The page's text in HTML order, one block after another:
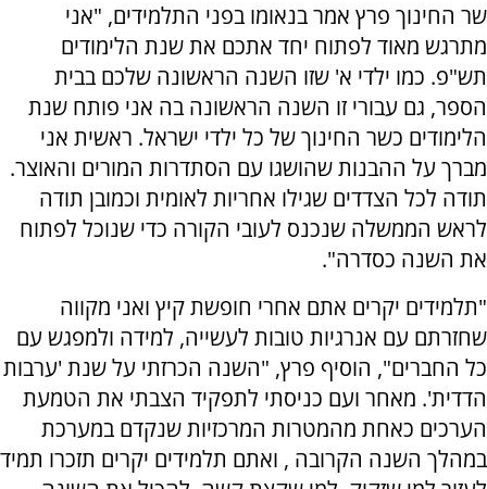
שר החינוך פרץ אמר בנאומו בפני התלמידים, "אני
מתרגש מאוד לפתוח יחד אתכם את שנת הלימודים
תש"פ. כמו ילדי א' שזו השנה הראשונה שלכם בבית
הספר, גם עבורי זו השנה הראשונה בה אני פותח שנת
הלימודים כשר החינוך של כל ילדי ישראל. ראשית אני
מברך על ההבנות שהושגו עם הסתדרות המורים והאוצר.
תודה לכל הצדדים שגילו אחריות לאומית וכמובן תודה
לראש הממשלה שנכנס לעובי הקורה כדי שנוכל לפתוח
את השנה כסדרה".
"תלמידים יקרים אתם אחרי חופשת קיץ ואני מקווה
שחזרתם עם אנרגיות טובות לעשייה, למידה ולמפגש עם
כל החברים", הוסיף פרץ, "השנה הכרזתי על שנת 'ערבות
הדדית'. מאחר ועם כניסתי לתפקיד הצבתי את הטמעת
הערכים כאחת מהמטרות המרכזיות שנקדם במערכת
במהלך השנה הקרובה , ואתם תלמידים יקרים תזכרו תמיד